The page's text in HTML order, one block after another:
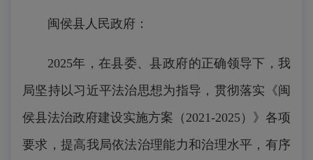
闽侯县人民政府：
2025年，在县委、县政府的正确领导下，我
局坚持以习近平法治思想为指导，贯彻落实《闽
侯县法治政府建设实施方案（2021-2025）》各项
要求，提高我局依法治理能力和治理水平，有序